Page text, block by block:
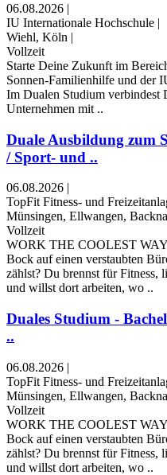
06.08.2026 |
IU Internationale Hochschule |
Wiehl, Köln |
Vollzeit
Starte Deine Zukunft im
Sonnen-Familienhilfe und der
Im Dualen Studium verbindest
Unternehmen mit ..
Duale Ausbildung zum
/ Sport- und ..
06.08.2026 |
TopFit Fitness- und
Münsingen, Ellwangen,
Vollzeit
WORK THE COOLEST
Bock auf einen verstaubten
zählst? Du brennst für Fitness,
und willst dort arbeiten, wo ..
Duales Studium -
..
06.08.2026 |
TopFit Fitness- und
Münsingen, Ellwangen,
Vollzeit
WORK THE COOLEST
Bock auf einen verstaubten
zählst? Du brennst für Fitness,
und willst dort arbeiten, wo ..